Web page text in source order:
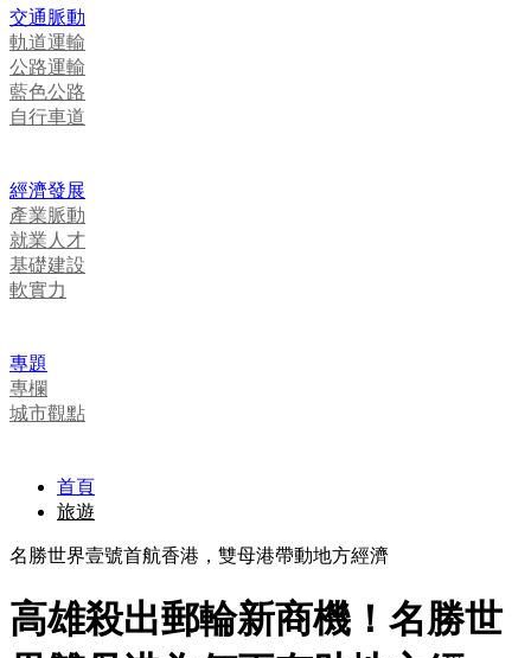
交通脈動
軌道運輸
公路運輸
藍色公路
自行車道
經濟發展
產業脈動
就業人才
基礎建設
軟實力
專題
專欄
城市觀點
首頁
旅遊
名勝世界壹號首航香港，雙母港帶動地方經濟
高雄殺出郵輪新商機！名勝世